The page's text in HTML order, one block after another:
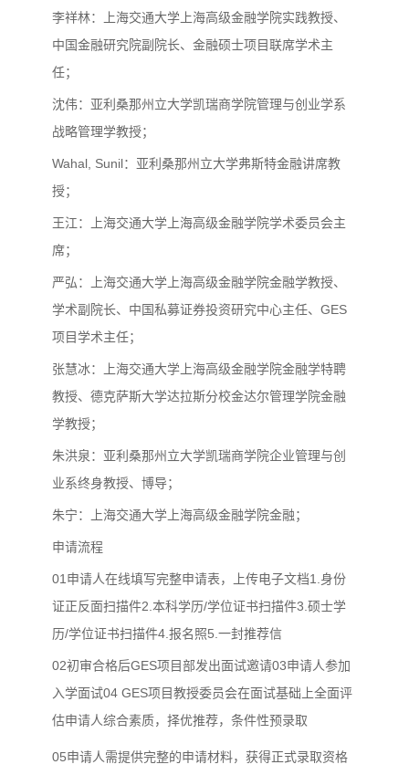
李祥林：上海交通大学上海高级金融学院实践教授、
中国金融研究院副院长、金融硕士项目联席学术主
任；
沈伟：亚利桑那州立大学凯瑞商学院管理与创业学系
战略管理学教授；
Wahal, Sunil：亚利桑那州立大学弗斯特金融讲席教
授；
王江：上海交通大学上海高级金融学院学术委员会主
席；
严弘：上海交通大学上海高级金融学院金融学教授、
学术副院长、中国私募证券投资研究中心主任、GES
项目学术主任；
张慧冰：上海交通大学上海高级金融学院金融学特聘
教授、德克萨斯大学达拉斯分校金达尔管理学院金融
学教授；
朱洪泉：亚利桑那州立大学凯瑞商学院企业管理与创
业系终身教授、博导；
朱宁：上海交通大学上海高级金融学院金融；
申请流程
01申请人在线填写完整申请表，上传电子文档1.身份
证正反面扫描件2.本科学历/学位证书扫描件3.硕士学
历/学位证书扫描件4.报名照5.一封推荐信
02初审合格后GES项目部发出面试邀请03申请人参加
入学面试04 GES项目教授委员会在面试基础上全面评
估申请人综合素质，择优推荐，条件性预录取
05申请人需提供完整的申请材料，获得正式录取资格